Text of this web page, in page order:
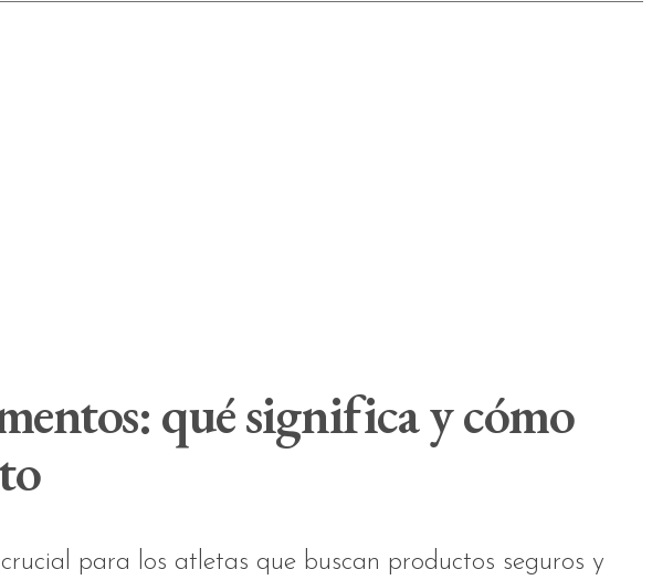
qué significa y cómo
para los atletas que buscan productos seguros y